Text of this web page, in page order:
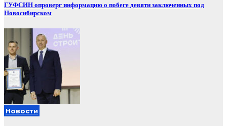
ГУФСИН опроверг информацию о побеге девяти заключенных под
Новосибирском
Новости